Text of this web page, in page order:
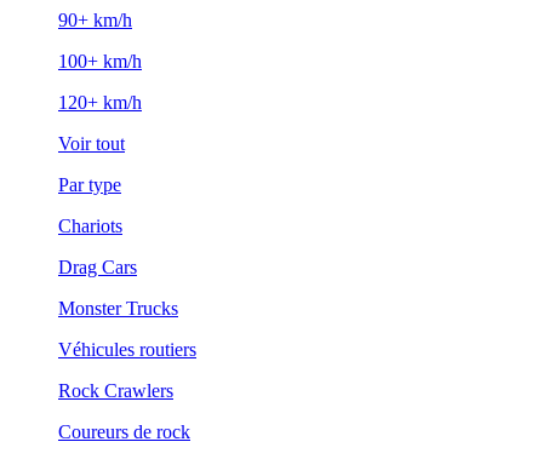
90+ km/h
100+ km/h
120+ km/h
Voir tout
Par type
Chariots
Drag Cars
Monster Trucks
Véhicules routiers
Rock Crawlers
Coureurs de rock